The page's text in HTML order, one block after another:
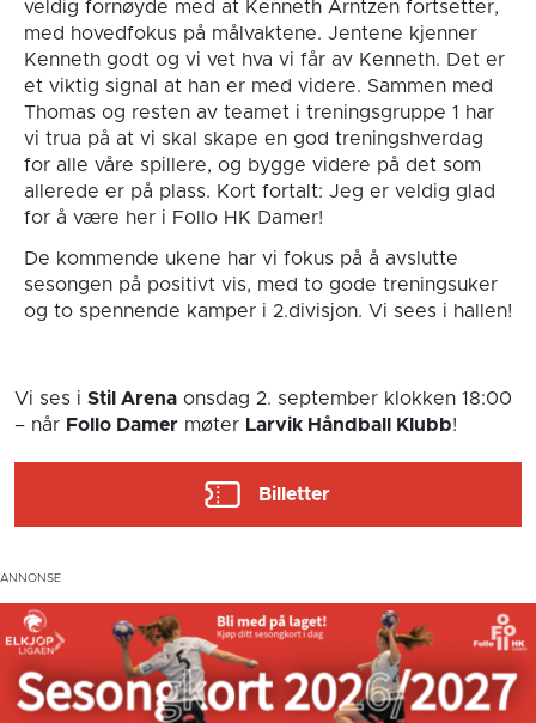
veldig fornøyde med at Kenneth Arntzen fortsetter,
med hovedfokus på målvaktene. Jentene kjenner
Kenneth godt og vi vet hva vi får av Kenneth. Det er
et viktig signal at han er med videre. Sammen med
Thomas og resten av teamet i treningsgruppe 1 har
vi trua på at vi skal skape en god treningshverdag
for alle våre spillere, og bygge videre på det som
allerede er på plass. Kort fortalt: Jeg er veldig glad
for å være her i Follo HK Damer!
De kommende ukene har vi fokus på å avslutte
sesongen på positivt vis, med to gode treningsuker
og to spennende kamper i 2.divisjon. Vi sees i hallen!
Vi ses i Stil Arena onsdag 2. september klokken 18:00
– når Follo Damer møter Larvik Håndball Klubb!
Billetter